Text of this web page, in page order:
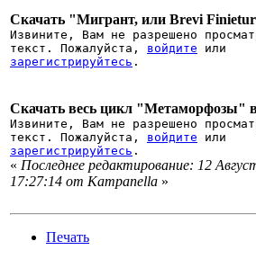
Скачать "Мигрант, или Brevi
Извините, Вам не разрешено
текст. Пожалуйста, войдите или
зарегистрируйтесь .
Скачать весь цикл "Метаморфозы"
Извините, Вам не разрешено
текст. Пожалуйста, войдите или
зарегистрируйтесь .
« Последнее редактирование: 12
17:27:14 от Кampanella »
Печать